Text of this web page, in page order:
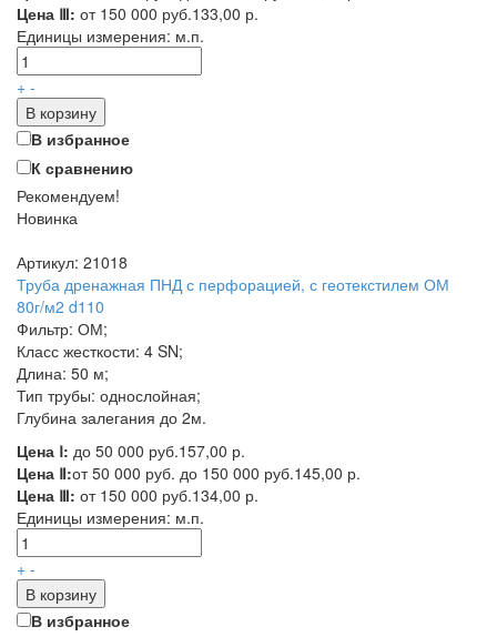
Цена Ⅲ: от 150 000 руб.133,00 р.
Единицы измерения: м.п.
+ -
В корзину
В избранное
К сравнению
Рекомендуем!
Новинка
Артикул: 21018
Труба дренажная ПНД с перфорацией, с геотекстилем ОМ
80г/м2 d110
Фильтр: ОМ;
Класс жесткости: 4 SN;
Длина: 50 м;
Тип трубы: однослойная;
Глубина залегания до 2м.
Цена Ⅰ: до 50 000 руб.157,00 р.
Цена Ⅱ:от 50 000 руб. до 150 000 руб.145,00 р.
Цена Ⅲ: от 150 000 руб.134,00 р.
Единицы измерения: м.п.
+ -
В корзину
В избранное